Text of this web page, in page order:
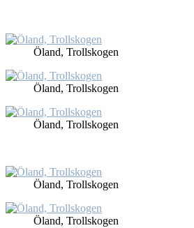
Öland, Trollsko­gen
Öland, Trollsko­gen
Öland, Trollsko­gen
Öland, Trollsko­gen
Öland, Trollsko­gen